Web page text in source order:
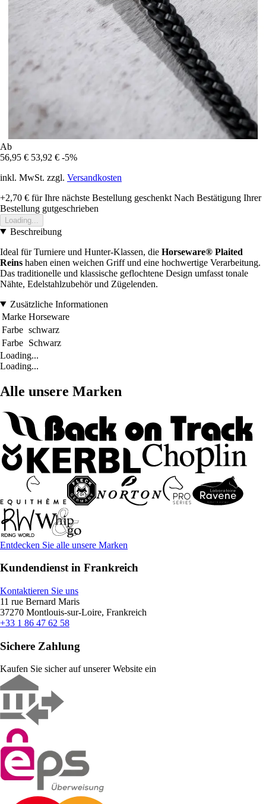
Ab
56,95 € 53,92 € -5%
inkl. MwSt. zzgl. Versandkosten
+2,70 € für Ihre nächste Bestellung geschenkt Nach Bestätigung Ihrer
Bestellung gutgeschrieben
Loading...
Beschreibung
Ideal für Turniere und Hunter-Klassen, die Horseware® Plaited
Reins haben einen weichen Griff und eine hochwertige Verarbeitung.
Das traditionelle und klassische geflochtene Design umfasst tonale
Nähte, Edelstahlzubehör und Zügelenden.
Zusätzliche Informationen
Marke Horseware
Farbe schwarz
Farbe Schwarz
Loading...
Loading...
Alle unsere Marken
Entdecken Sie alle unsere Marken
Kundendienst in Frankreich
Kontaktieren Sie uns
11 rue Bernard Maris
37270 Montlouis-sur-Loire, Frankreich
+33 1 86 47 62 58
Sichere Zahlung
Kaufen Sie sicher auf unserer Website ein